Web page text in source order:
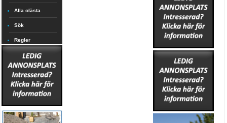
Alla olästa
Sök
Regler